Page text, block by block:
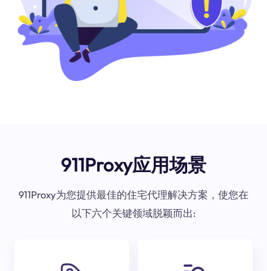
911Proxy应用场景
911Proxy为您提供最佳的住宅代理解决方案，使您在
以下六个关键领域脱颖而出: